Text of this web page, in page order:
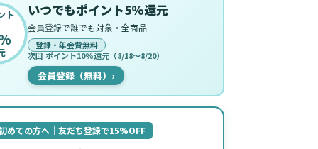
ト いつでもポイント5%還元
会員登録で誰でも対象・全商品
登録・年会費無料
次回 ポイント10%還元（8/18〜8/20）
会員登録（無料） ›
めての方へ｜友だち登録で15%OFF